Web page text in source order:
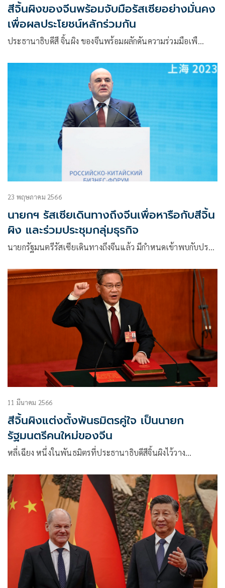
สีจิ้นผิงของจีนพร้อมจับมือรัสเซียอย่างมั่นคง
เพื่อผลประโยชน์หลักร่วมกัน
ประธานาธิบดีสี จิ้นผิง ของจีนพร้อมผลักดันความร่วมมือเพื…
23 พฤษภาคม 2566
นายกฯ รัสเซียเดินทางถึงจีนเพื่อหารือกับสีจิ้น
ผิง และร่วมประชุมกลุ่มธุรกิจ
นายกรัฐมนตรีรัสเซียเดินทางถึงจีนแล้ว มีกำหนดเข้าพบกับปร…
11 มีนาคม 2566
สีจิ้นผิงแต่งตั้งพันธมิตรคู่ใจ เป็นนายก
รัฐมนตรีคนใหม่ของจีน
หลี่เฉียง หนึ่งในพันธมิตรที่ประธานาธิบดีสีจิ้นผิงไว้วาง…